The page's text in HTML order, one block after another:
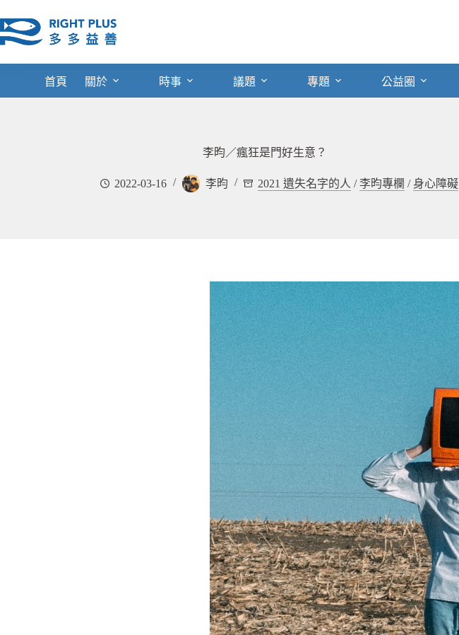
至
主
首頁 關於 時事 議題 專題 公益圈
李昀／瘋狂是門好生意？
2022-03-16 李昀 2021 遺失名字的人 / 李昀專欄 / 身心障礙